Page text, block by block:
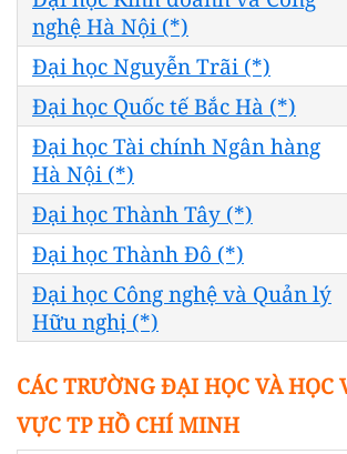
nghệ Hà Nội (*)
Đại học Nguyễn Trãi (*)
Đại học Quốc tế Bắc Hà (*)
Đại học Tài chính Ngân hàng
Hà Nội (*)
Đại học Thành Tây (*)
Đại học Thành Đô (*)
Đại học Công nghệ và Quản lý
Hữu nghị (*)
CÁC TRƯỜNG ĐẠI HỌC VÀ HỌC
VỰC TP HỒ CHÍ MINH